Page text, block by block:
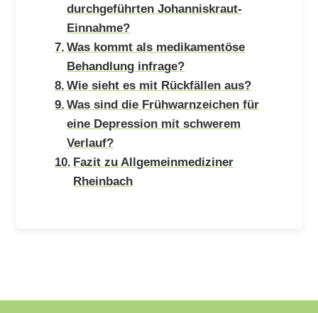
durchgeführten Johanniskraut-
Einnahme?
Was kommt als medikamentöse
Behandlung infrage?
Wie sieht es mit Rückfällen aus?
Was sind die Frühwarnzeichen für
eine Depression mit schwerem
Verlauf?
Fazit zu Allgemeinmediziner
Rheinbach